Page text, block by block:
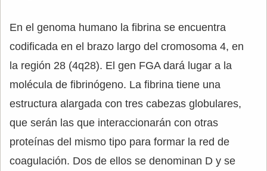
En el genoma humano la fibrina se encuentra
codificada en el brazo largo del cromosoma 4, en
la región 28 (4q28). El gen FGA dará lugar a la
molécula de fibrinógeno. La fibrina tiene una
estructura alargada con tres cabezas globulares,
que serán las que interaccionarán con otras
proteínas del mismo tipo para formar la red de
coagulación. Dos de ellos se denominan D y se